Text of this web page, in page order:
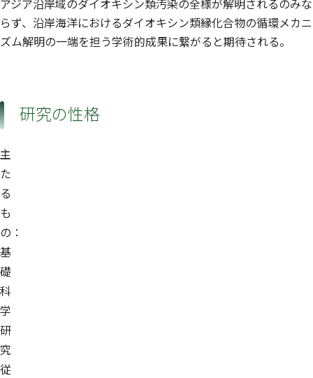
アジア沿岸域のダイオキシン類汚染の全様が解明されるのみな
らず、沿岸海洋におけるダイオキシン類縁化合物の循環メカニ
ズム解明の一端を担う学術的成果に繋がると期待される。
研究の性格
主
た
る
も
の：
基
礎
科
学
研
究
従